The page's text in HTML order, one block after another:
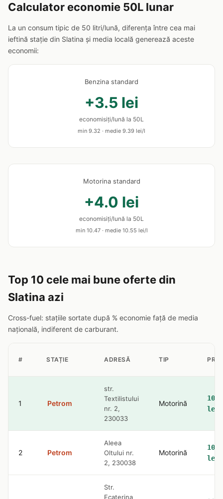
Calculator economie 50L lunar
La un consum tipic de 50 litri/lună, diferența între cea mai
ieftină stație din Slatina și media locală generează aceste
economii:
Benzina standard
+3.5 lei
economisiți/lună la 50L
min 9.32 · medie 9.39 lei/l
Motorina standard
+4.0 lei
economisiți/lună la 50L
min 10.47 · medie 10.55 lei/l
Top 10 cele mai bune oferte din
Slatina azi
Cross-fuel: stațiile sortate după % economie față de media
națională, indiferent de carburant.
# STAȚIE ADRESĂ TIP PREȚ
1 Petrom
str.
Textilistului
nr. 2,
230033
Motorină
lei
2 Petrom
Aleea
Oltului nr.
2, 230038
Motorină
lei
Str.
Ecaterina